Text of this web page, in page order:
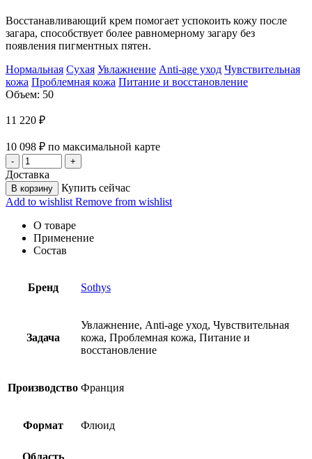
Восстанавливающий крем помогает успокоить кожу после
загара, способствует более равномерному загару без
появления пигментных пятен.
Нормальная Сухая Увлажнение Anti-age уход Чувствительная
кожа Проблемная кожа Питание и восстановление
Объем: 50
11 220 ₽
10 098 ₽ по максимальной карте
Доставка
В корзину
Купить сейчас
Add to wishlist Remove from wishlist
О товаре
Применение
Состав
Бренд Sothys
Задача
Увлажнение, Anti-age уход, Чувствительная
кожа, Проблемная кожа, Питание и
восстановление
Производство Франция
Формат Флюид
Область